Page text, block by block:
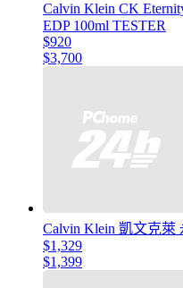
Calvin Klein CK
EDP 100ml TESTER
$920
$3,700
Calvin Klein 凱文克萊
$1,329
$1,399